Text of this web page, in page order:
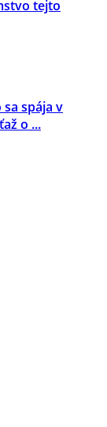
tejto
sa spája v
o ...